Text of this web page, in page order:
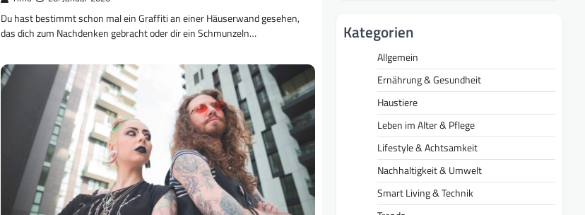
Du hast bestimmt schon mal ein Graffiti an einer Häuserwand gesehen,
das dich zum Nachdenken gebracht oder dir ein Schmunzeln…
Kategorien
Allgemein
Ernährung & Gesundheit
Haustiere
Leben im Alter & Pflege
Lifestyle & Achtsamkeit
Nachhaltigkeit & Umwelt
Smart Living & Technik